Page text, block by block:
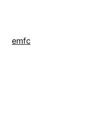
emfc